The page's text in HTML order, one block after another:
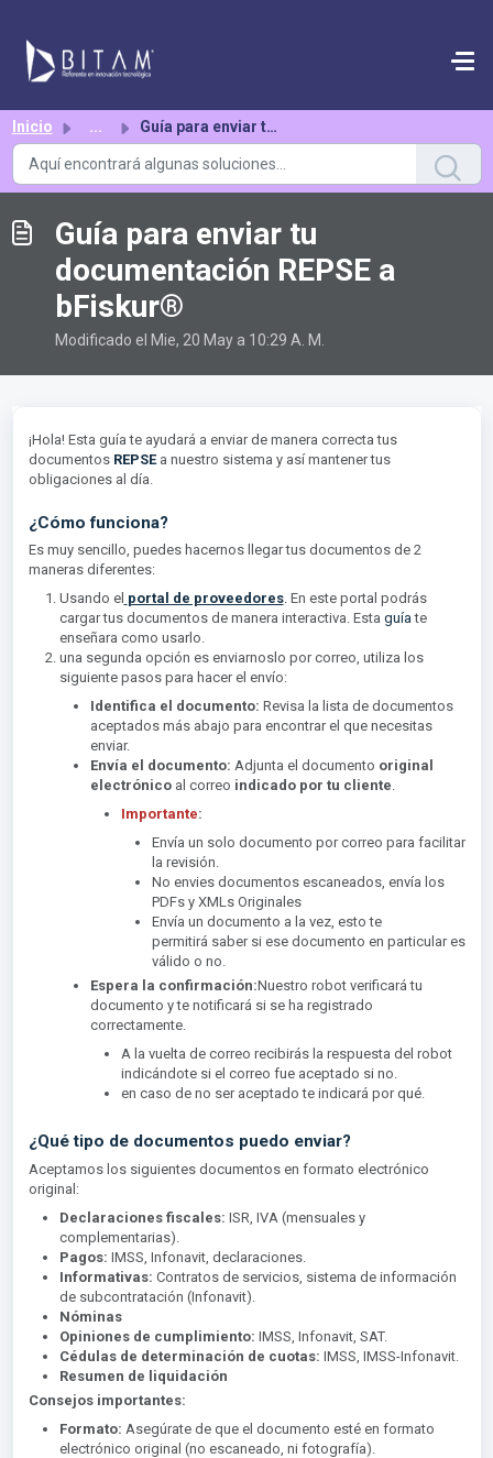
Inicio ... Guía para enviar tu documentación REPSE a bFiskur®
Guía para enviar tu
documentación REPSE a
bFiskur®
Modificado el Mie, 20 May a 10:29 A. M.
¡Hola! Esta guía te ayudará a enviar de manera correcta tus
documentos REPSE a nuestro sistema y así mantener tus
obligaciones al día.
¿Cómo funciona?
Es muy sencillo, puedes hacernos llegar tus documentos de 2
maneras diferentes:
Usando el portal de proveedores.En este portal podrás
cargar tus documentos de manera interactiva. Esta guíate
enseñara como usarlo.
una segunda opción es enviarnoslo por correo, utiliza los
siguiente pasos para hacer el envío:
Identifica el documento: Revisa la lista de documentos
aceptados más abajo para encontrar el que necesitas
enviar.
Envía el documento: Adjunta el documento original
electrónicoal correo indicado por tu cliente.
Importante:
Envía un solo documento por correo para facilitar
la revisión.
No envies documentos escaneados, envía los
PDFs y XMLs Originales
Envía un documento a la vez, esto te
permitirá saber si ese documento en particular es
válido o no.
Espera la confirmación:Nuestro robot verificará tu
documento y te notificará si se ha registrado
correctamente.
A la vuelta de correo recibirás la respuesta del robot
indicándote si el correo fue aceptado si no.
en caso de no ser aceptado te indicará por qué.
¿Qué tipo de documentos puedo enviar?
Aceptamos los siguientes documentos en formato electrónico
original:
Declaraciones fiscales: ISR, IVA (mensuales y
complementarias).
Pagos: IMSS, Infonavit, declaraciones.
Informativas: Contratos de servicios, sistema de información
de subcontratación (Infonavit).
Nóminas
Opiniones de cumplimiento: IMSS, Infonavit, SAT.
Cédulas de determinación de cuotas: IMSS, IMSS-Infonavit.
Resumen de liquidación
Consejos importantes:
Formato: Asegúrate de que el documento esté en formato
electrónico original (no escaneado, ni fotografía).